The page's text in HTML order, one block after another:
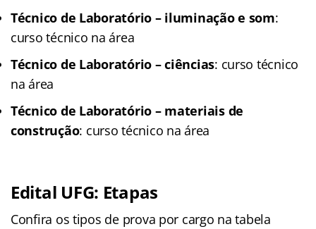
Técnico de Laboratório – iluminação e som:
curso técnico na área
Técnico de Laboratório – ciências: curso técnico
na área
Técnico de Laboratório – materiais de
construção: curso técnico na área
Edital UFG: Etapas
Confira os tipos de prova por cargo na tabela